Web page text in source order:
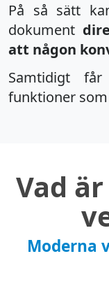
På så sätt
dokument
att någon
Samtidigt
funktioner
Vad
Moderna